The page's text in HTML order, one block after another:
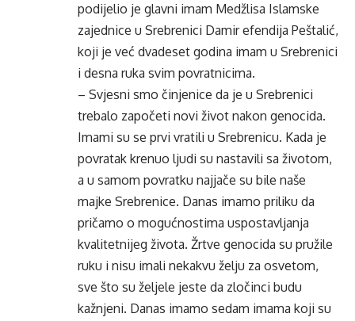
podijelio je glavni imam Medžlisa Islamske
zajednice u Srebrenici Damir efendija Peštalić,
koji je već dvadeset godina imam u Srebrenici
i desna ruka svim povratnicima.
– Svjesni smo činjenice da je u Srebrenici
trebalo započeti novi život nakon genocida.
Imami su se prvi vratili u Srebrenicu. Kada je
povratak krenuo ljudi su nastavili sa životom,
a u samom povratku najjače su bile naše
majke Srebrenice. Danas imamo priliku da
pričamo o mogućnostima uspostavljanja
kvalitetnijeg života. Žrtve genocida su pružile
ruku i nisu imali nekakvu želju za osvetom,
sve što su željele jeste da zločinci budu
kažnjeni. Danas imamo sedam imama koji su